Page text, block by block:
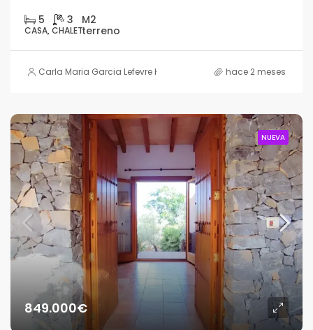
5 3
CASA, CHALET
Carla Maria Garcia Lefevre HOUSE hace 2 meses
NUEVA
849.000€